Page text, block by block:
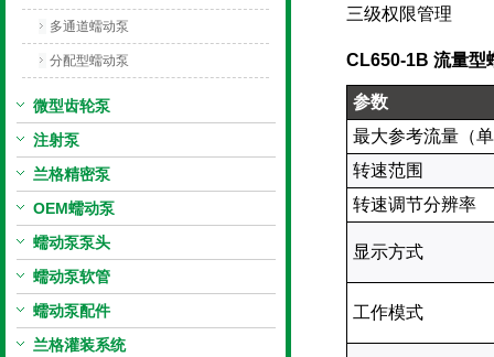
多通道蠕动泵
分配型蠕动泵
微型齿轮泵
注射泵
兰格精密泵
OEM蠕动泵
蠕动泵泵头
蠕动泵软管
蠕动泵配件
兰格灌装系统
三级权限管理
CL650-1B 流量型
参数
最大参考流量（
转速范围
转速调节分辨率
显示方式
工作模式